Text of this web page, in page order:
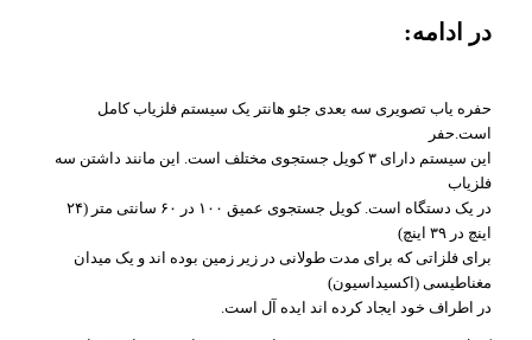
در ادامه:
حفره یاب تصویری سه بعدی جئو هانتر یک سیستم فلزیاب کامل
است.حفر
این سیستم دارای ۳ کویل جستجوی مختلف است. این مانند داشتن سه
فلزیاب
در یک دستگاه است. کویل جستجوی عمیق ۱۰۰ در ۶۰ سانتی متر (۲۴
اینچ در ۳۹ اینچ)
برای فلزاتی که برای مدت طولانی در زیر زمین بوده اند و یک میدان
مغناطیسی (اکسیداسیون)
در اطراف خود ایجاد کرده اند ایده آل است.